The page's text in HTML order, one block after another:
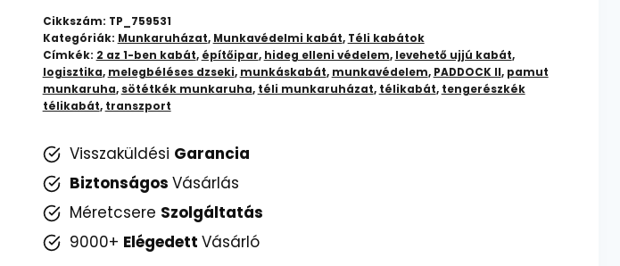
kabát
2-
in-
1
–
Bélelt
Téli
Munkáskabát
mennyiség
Cikkszám: TP_759531
Kategóriák: Munkaruházat, Munkavédelmi kabát, Téli kabátok
Címkék: 2 az 1-ben kabát, építőipar, hideg elleni védelem, levehető ujjú kabát,
logisztika, melegbéléses dzseki, munkáskabát, munkavédelem, PADDOCK II, pamut
munkaruha, sötétkék munkaruha, téli munkaruházat, télikabát, tengerészkék
télikabát, transzport
Visszaküldési Garancia
Biztonságos Vásárlás
Méretcsere Szolgáltatás
9000+ Elégedett Vásárló